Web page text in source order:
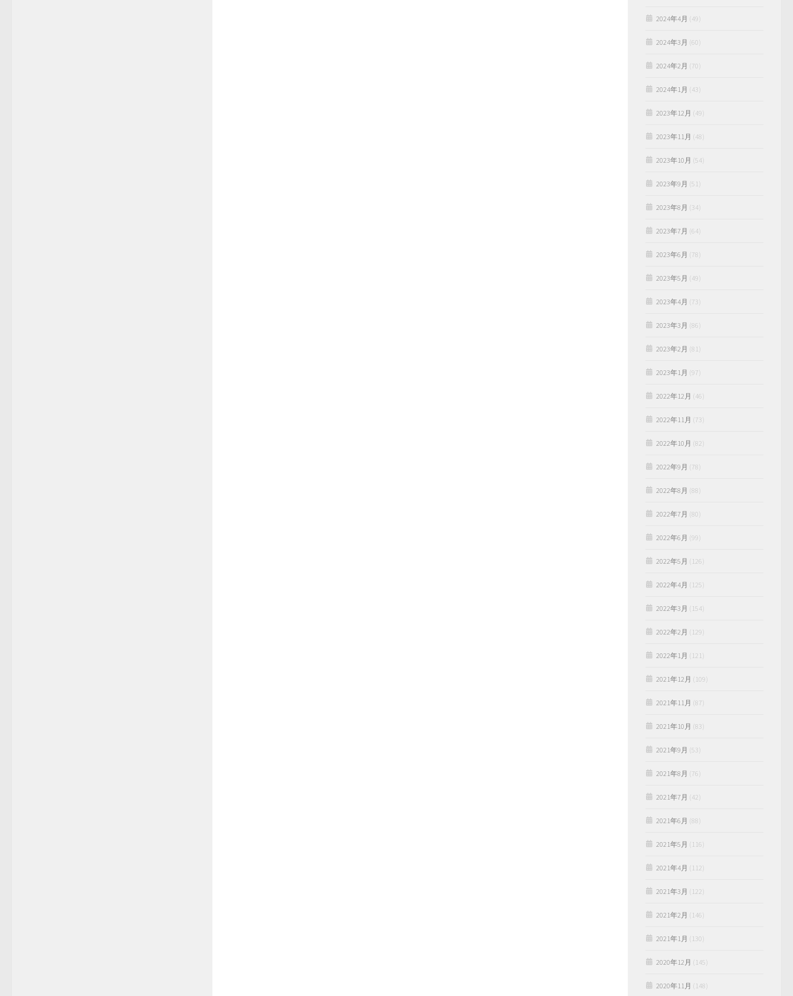
2024年4月 (49)
2024年3月 (60)
2024年2月 (70)
2024年1月 (43)
2023年12月 (49)
2023年11月 (48)
2023年10月 (54)
2023年9月 (51)
2023年8月 (34)
2023年7月 (64)
2023年6月 (78)
2023年5月 (49)
2023年4月 (73)
2023年3月 (86)
2023年2月 (81)
2023年1月 (97)
2022年12月 (46)
2022年11月 (73)
2022年10月 (82)
2022年9月 (78)
2022年8月 (88)
2022年7月 (80)
2022年6月 (99)
2022年5月 (126)
2022年4月 (125)
2022年3月 (154)
2022年2月 (129)
2022年1月 (121)
2021年12月 (109)
2021年11月 (87)
2021年10月 (83)
2021年9月 (53)
2021年8月 (76)
2021年7月 (42)
2021年6月 (88)
2021年5月 (116)
2021年4月 (112)
2021年3月 (122)
2021年2月 (146)
2021年1月 (130)
2020年12月 (145)
2020年11月 (148)